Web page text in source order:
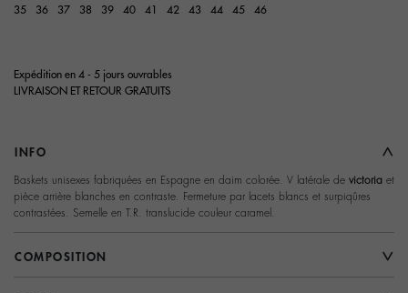
35 36 37 38 39 40 41 42 43 44 45 46
Expédition en 4 - 5 jours ouvrables
LIVRAISON ET RETOUR GRATUITS
INFO
Baskets unisexes fabriquées en Espagne en daim colorée. V latérale de victoria et
pièce arrière blanches en contraste. Fermeture par lacets blancs et surpiqûres
contrastées. Semelle en T.R. translucide couleur caramel.
COMPOSITION